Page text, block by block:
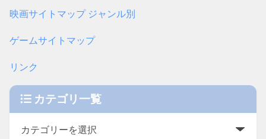
映画サイトマップ ジャンル別
ゲームサイトマップ
リンク
カテゴリ一覧